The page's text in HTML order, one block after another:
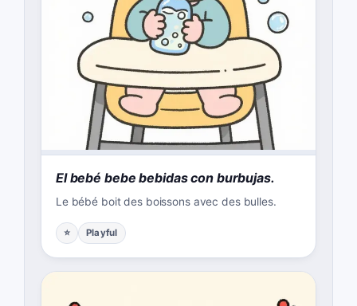
El bebé bebe bebidas con burbujas.
Le bébé boit des boissons avec des bulles.
⭐ Playful